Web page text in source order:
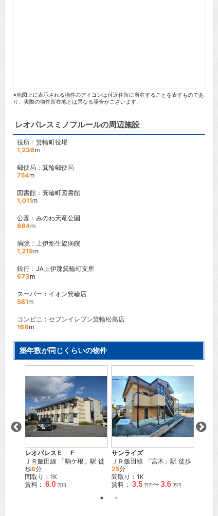
※地図上に表示される物件のアイコンは付近住所に所在することを表すものであ
り、実際の物件所在地とは異なる場合がございます。
レオパレスミノフルールの周辺施設
役所：箕輪町役場
1,236m
郵便局：箕輪郵便局
754m
図書館：箕輪町図書館
1,011m
公園：みのわ天竜公園
864m
病院：上伊那生協病院
1,219m
銀行：JA上伊那箕輪町支所
673m
スーパー：イオン箕輪店
581m
コンビニ：セブンイレブン箕輪松島店
168m
築年数が同じくらいの物件
レオパレスＥ Ｆ
ＪＲ飯田線 「駒ケ根 」駅 徒
歩8分
間取り：1K
賃料： 6.0 万円
サンライズ
ＪＲ飯田線 「宮木 」駅 徒歩
25分
間取り：1K
賃料： 3.5 万円〜 3.6 万円